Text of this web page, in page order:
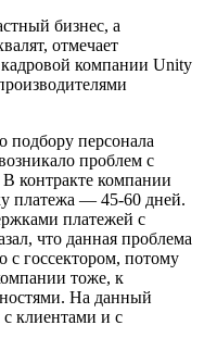
бизнес, а
отмечает
компании Unity
подбору персонала
проблем с
контракте компании
платежа — 45-60 дней.
платежей с
что данная проблема
с госсектором, потому
тоже, к
На данный
клиентами и с